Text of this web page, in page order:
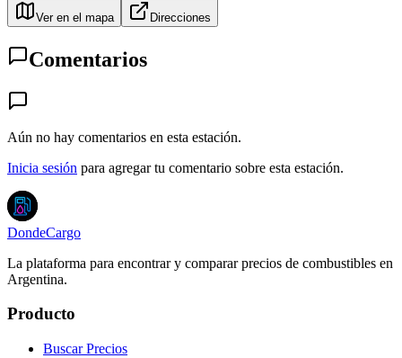
Ver en el mapa Direcciones
Comentarios
Aún no hay comentarios en esta estación.
Inicia sesión para agregar tu comentario sobre esta estación.
DondeCargo
La plataforma para encontrar y comparar precios de combustibles en
Argentina.
Producto
Buscar Precios